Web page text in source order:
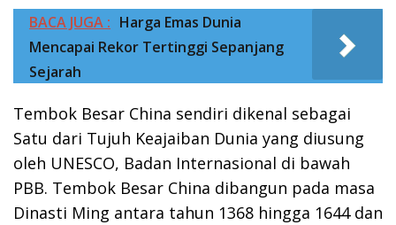
BACA JUGA : Harga Emas Dunia
Mencapai Rekor Tertinggi Sepanjang
Sejarah
Tembok Besar China sendiri dikenal sebagai
Satu dari Tujuh Keajaiban Dunia yang diusung
oleh UNESCO, Badan Internasional di bawah
PBB. Tembok Besar China dibangun pada masa
Dinasti Ming antara tahun 1368 hingga 1644 dan